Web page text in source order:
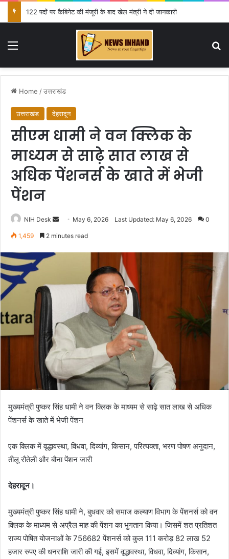
Menu
Home /उत्तराखंड
उत्तराखंड देहरादून
सीएम धामी ने वन क्लिक के
माध्यम से साढ़े सात लाख से
अधिक पेंशनर्स के खाते में भेजी
पेंशन
NIH Desk
Send May 6, 2026 Last Updated: May 6, 2026 0
1,459 2 minutes read
मुख्यमंत्री पुष्कर सिंह धामी ने वन क्लिक के माध्यम से साढ़े सात लाख से अधिक
पेंशनर्स के खाते में भेजी पेंशन
एक क्लिक में वृद्धावस्था, विधवा, दिव्यांग, किसान, परित्यक्ता, भरण पोषण अनुदान,
तीलू रौतेली और बौना पेंशन जारी
देहरादून।
मुख्यमंत्री पुष्कर सिंह धामी ने, बुधवार को समाज कल्याण विभाग के पेंशनर्स को वन
क्लिक के माध्यम से अप्रैल माह की पेंशन का भुगतान किया। जिसमें शत प्रतिशत
राज्य पोषित योजनाओं के 756682 पेंशनर्स को कुल 111 करोड़ 82 लाख 52
हजार रुपए की धनराशि जारी की गई, इसमें वृद्धावस्था, विधवा, दिव्यांग, किसान,